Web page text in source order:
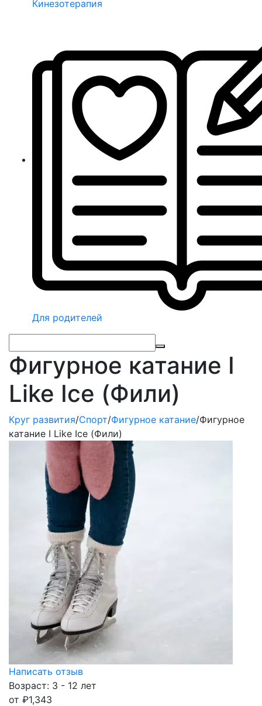
Кинезотерапия
Для родителей
Фигурное катание I
Like Ice (Фили)
Круг развития/Спорт/Фигурное катание/Фигурное
катание I Like Ice (Фили)
Написать отзыв
Возраст: 3 - 12 лет
от ₽1,343